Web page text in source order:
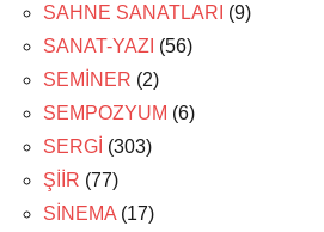
SAHNE SANATLARI (9)
SANAT-YAZI (56)
SEMİNER (2)
SEMPOZYUM (6)
SERGİ (303)
ŞİİR (77)
SİNEMA (17)